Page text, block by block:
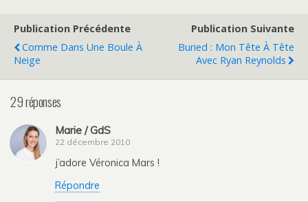
Publication Précédente
Comme Dans Une Boule À
Neige
Publication Suivante
Buried : Mon Tête À Tête
Avec Ryan Reynolds
29 réponses
Marie / GdS
22 décembre 2010
j’adore Véronica Mars !
Répondre